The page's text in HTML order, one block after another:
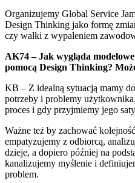
Organizujemy Global Service
Design Thinking jako formę
czy walki z wypaleniem
AK74 – Jak wygląda
pomocą Design Thinking?
KB – Z idealną sytuacją mamy
potrzeby i problemy
proces i gdy przyjmiemy jego
Ważne też by zachować
empatyzujemy z odbiorcą,
dzieje, a dopiero później na
kanalizujemy myślenie i
problem.